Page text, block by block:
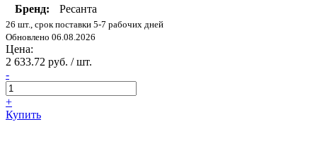
Бренд:
Ресанта
26 шт., срок поставки 5-7 рабочих дней
Обновлено 06.08.2026
Цена:
2 633.72 руб. / шт.
-
+
Купить